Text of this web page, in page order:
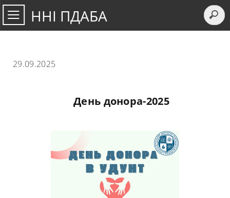
ННІ ПДАБА
29.09.2025
День донора-2025